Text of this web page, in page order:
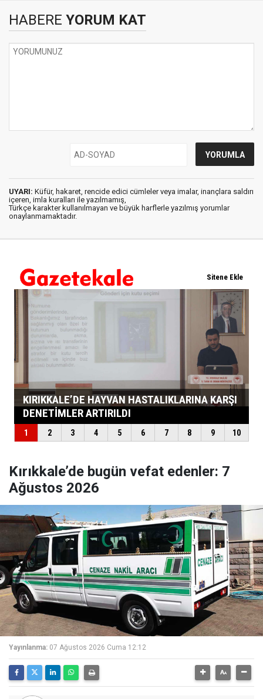
HABERE YORUM KAT
UYARI: Küfür, hakaret, rencide edici cümleler veya imalar, inançlara saldırı
içeren, imla kuralları ile yazılmamış,
Türkçe karakter kullanılmayan ve büyük harflerle yazılmış yorumlar
onaylanmamaktadır.
Kırıkkale’de bugün vefat edenler: 7
Ağustos 2026
Yayınlanma: 07 Ağustos 2026 Cuma 12:12